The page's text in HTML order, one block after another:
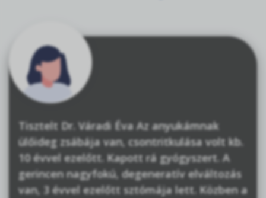
Tisztelt Dr. Váradi Éva Az anyukámnak
ülőideg zsábája van, csontritkulása volt kb.
10 évvel ezelőtt. Kapott rá gyógyszert. A
gerincen nagyfokú, degeneratív elváltozás
van, 3 évvel ezelőtt sztómája lett. Közben a